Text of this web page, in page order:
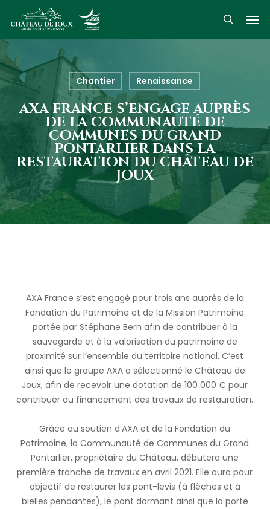
main
content
search
Chantier Renaissance
AXA FRANCE S’ENGAGE AUPRÈS
DE LA COMMUNAUTÉ DE
COMMUNES DU GRAND
PONTARLIER DANS LA
RESTAURATION DU CHÂTEAU DE
JOUX
AXA France s’est engagé pour trois ans auprès de la
Fondation du Patrimoine et de la Mission Patrimoine
portée par Stéphane Bern afin de contribuer à la
sauvegarde et à la valorisation du patrimoine de
proximité sur l’ensemble du territoire national. C’est
ainsi que le groupe AXA a sélectionné le Château de
Joux, afin de recevoir une dotation de 100 000 € pour
contribuer au financement des travaux de restauration.
Grâce au soutien d’AXA et de la Fondation du
Patrimoine, la Communauté de Communes du Grand
Pontarlier, propriétaire du Château, débutera une
première tranche de travaux en avril 2021. Elle aura pour
objectif de restaurer les pont-levis (à flèches et à
bielles pendantes), le pont dormant ainsi que la porte